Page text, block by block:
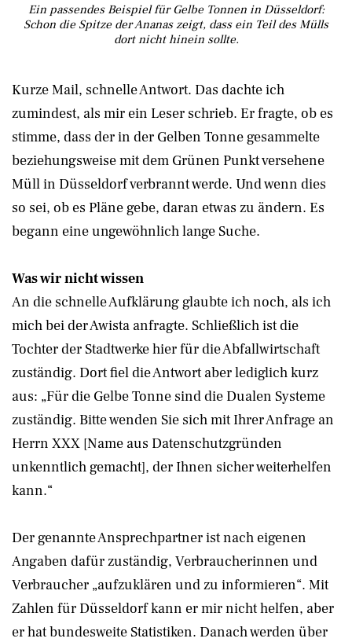
Ein passendes Beispiel für Gelbe Tonnen in Düsseldorf:
Schon die Spitze der Ananas zeigt, dass ein Teil des Mülls
dort nicht hinein sollte.
Kurze Mail, schnelle Antwort. Das dachte ich
zumindest, als mir ein Leser schrieb. Er fragte, ob es
stimme, dass der in der Gelben Tonne gesammelte
beziehungsweise mit dem Grünen Punkt versehene
Müll in Düsseldorf verbrannt werde. Und wenn dies
so sei, ob es Pläne gebe, daran etwas zu ändern. Es
begann eine ungewöhnlich lange Suche.
Was wir nicht wissen
An die schnelle Aufklärung glaubte ich noch, als ich
mich bei der Awista anfragte. Schließlich ist die
Tochter der Stadtwerke hier für die Abfallwirtschaft
zuständig. Dort fiel die Antwort aber lediglich kurz
aus: „Für die Gelbe Tonne sind die Dualen Systeme
zuständig. Bitte wenden Sie sich mit Ihrer Anfrage an
Herrn XXX [Name aus Datenschutzgründen
unkenntlich gemacht], der Ihnen sicher weiterhelfen
kann.“
Der genannte Ansprechpartner ist nach eigenen
Angaben dafür zuständig, Verbraucherinnen und
Verbraucher „aufzuklären und zu informieren“. Mit
Zahlen für Düsseldorf kann er mir nicht helfen, aber
er hat bundesweite Statistiken. Danach werden über